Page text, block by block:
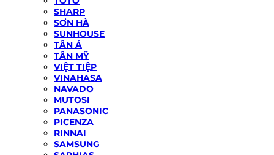
SHARP
SƠN HÀ
SUNHOUSE
TÂN Á
TÂN MỸ
VIỆT TIỆP
VINAHASA
NAVADO
MUTOSI
PANASONIC
PICENZA
RINNAI
SAMSUNG